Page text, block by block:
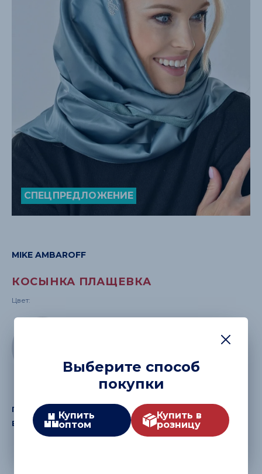
СПЕЦПРЕДЛОЖЕНИЕ
MIKE AMBAROFF
КОСЫНКА ПЛАЩЕВКА
Цвет:
перламутро
вый/мятный
Выберите способ
покупки
Купить
оптом
Купить в
розницу